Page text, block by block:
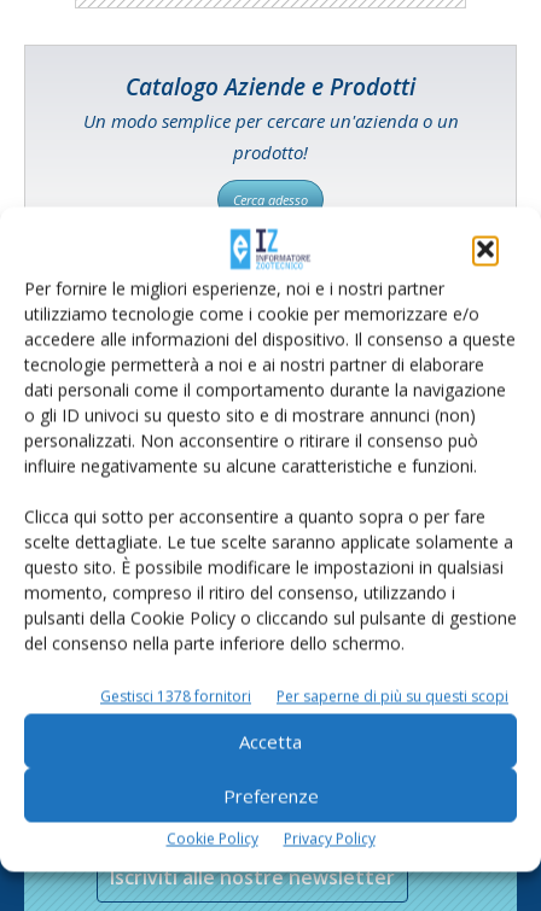
Per fornire le migliori esperienze, noi e i nostri partner
utilizziamo tecnologie come i cookie per memorizzare e/o
accedere alle informazioni del dispositivo. Il consenso a queste
tecnologie permetterà a noi e ai nostri partner di elaborare
dati personali come il comportamento durante la navigazione
o gli ID univoci su questo sito e di mostrare annunci (non)
personalizzati. Non acconsentire o ritirare il consenso può
influire negativamente su alcune caratteristiche e funzioni.
Clicca qui sotto per acconsentire a quanto sopra o per fare
scelte dettagliate. Le tue scelte saranno applicate solamente a
questo sito. È possibile modificare le impostazioni in qualsiasi
momento, compreso il ritiro del consenso, utilizzando i
pulsanti della Cookie Policy o cliccando sul pulsante di gestione
del consenso nella parte inferiore dello schermo.
Gestisci 1378 fornitori Per saperne di più su questi scopi
Accetta
Preferenze
Cookie Policy Privacy Policy
Catalogo Aziende e Prodotti
Un modo semplice per cercare un'azienda o un
prodotto!
Cerca adesso
L'Esperto risponde
I consigli di Terra e Vita agli agricoltori
Cerca adesso
Rimani aggiornato sul mondo
dell’agricoltura
Iscriviti alle nostre newsletter